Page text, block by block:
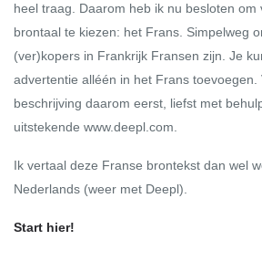
heel traag. Daarom heb ik nu besloten om
brontaal te kiezen: het Frans. Simpelweg
(ver)kopers in Frankrijk Fransen zijn. Je
advertentie alléén in het Frans toevoegen.
beschrijving daarom eerst, liefst met
uitstekende www.deepl.com.
Ik vertaal deze Franse brontekst dan wel
Nederlands (weer met Deepl).
Start hier!